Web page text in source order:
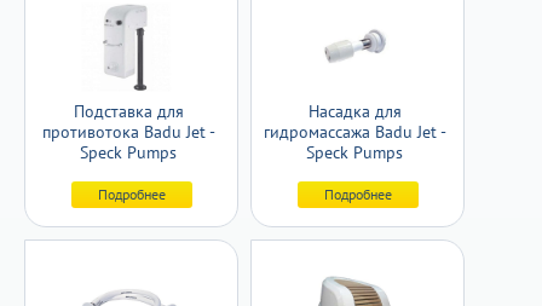
Подставка для
противотока Badu Jet -
Speck Pumps
Подробнее
Насадка для
гидромассажа Badu Jet -
Speck Pumps
Подробнее